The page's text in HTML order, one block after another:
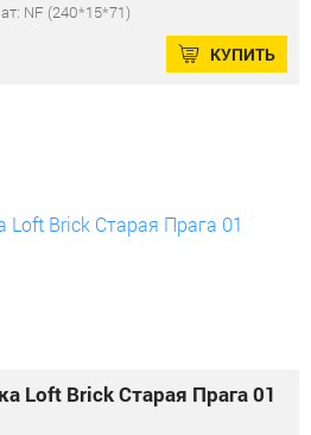
NF (240*15*71)
КУПИТЬ
Loft Brick Старая Прага 01